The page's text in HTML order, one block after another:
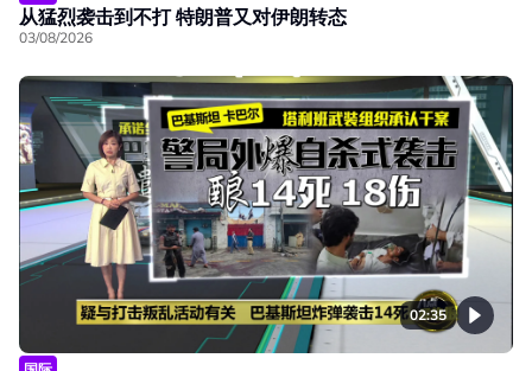
从猛烈袭击到不打 特朗普又对伊朗转态
03/08/2026
02:35